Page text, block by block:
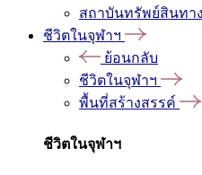
สถาบันทรัพย์สินทา
ชีวิตในจุฬาฯ
ย้อนกลับ
ชีวิตในจุฬาฯ
พื้นที่สร้างสรรค์
ชีวิตในจุฬาฯ